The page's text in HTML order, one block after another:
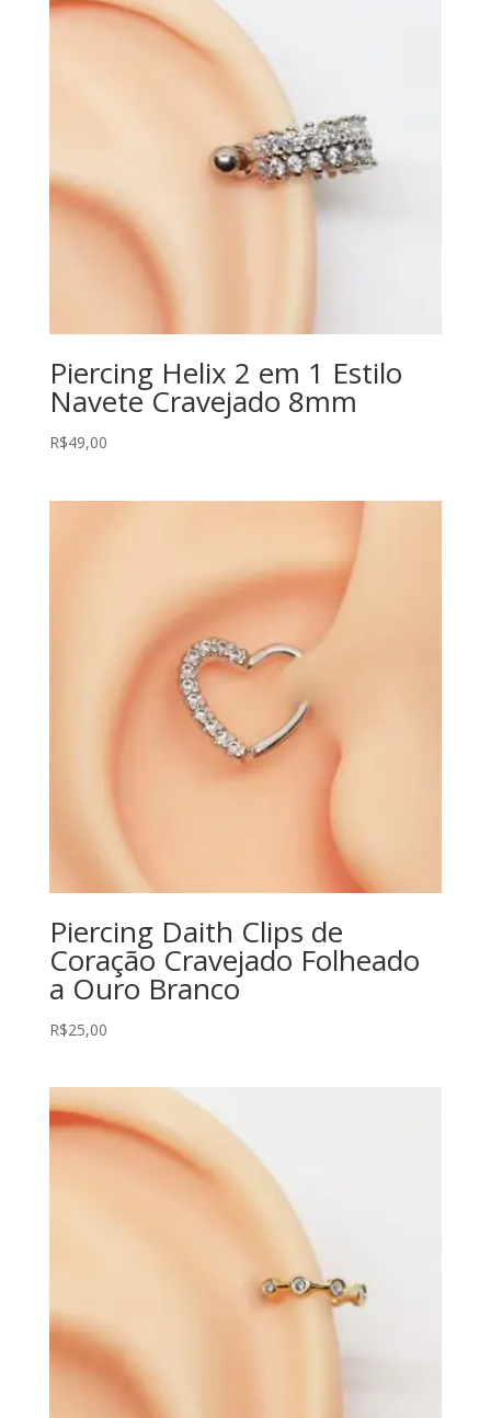
Piercing Helix 2 em 1 Estilo
Navete Cravejado 8mm
R$49,00
Piercing Daith Clips de
Coração Cravejado Folheado
a Ouro Branco
R$25,00